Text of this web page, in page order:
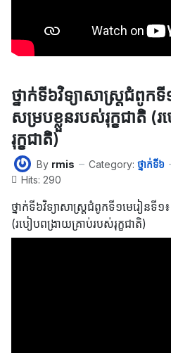
ថ្នាក់ទី៦វិទ្យាសាស្ត្រជំពូក
សម្របខ្លួនរបស់រុក្ខជាតិ​ (
រុក្ខជាតិ)
By rmis Category: ថ្នាក់ទី៦
Hits: 290
ថ្នាក់ទី៦វិទ្យាសាស្ត្រជំពូកទី​១មេរៀនទី​១
(របៀបពង្រាយគ្រាប់របស់រុក្ខជាតិ)